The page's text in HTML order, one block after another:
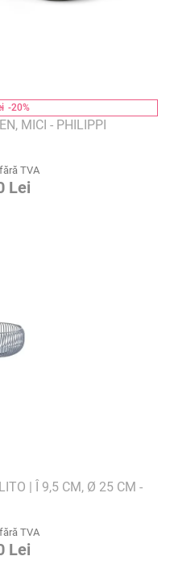
-20%
MICI - PHILIPPI
TVA
Lei
| Î 9,5 CM, Ø 25 CM -
TVA
Lei